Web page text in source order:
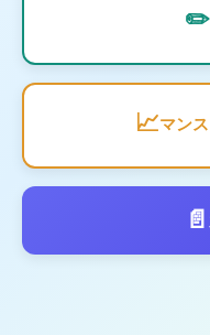
✏️
📈マン
📄